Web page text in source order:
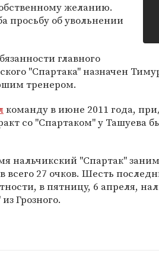
желанию.
просьбу об увольнении
главного
"Спартака" назначен
тренером.
команду в июне 2011 года,
со "Спартаком" у Ташуева
нальчикский "Спартак"
всего 27 очков. Шесть
в пятницу, 6 апреля,
Грозного.